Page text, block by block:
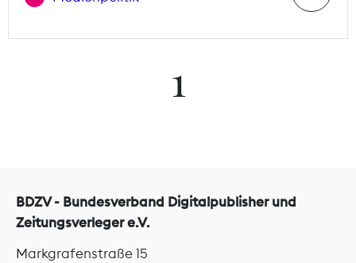
1
BDZV - Bundesverband Digitalpublisher und
Zeitungsverleger e.V.
Markgrafenstraße 15